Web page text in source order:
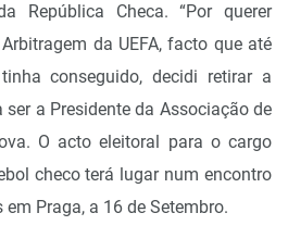
República Checa. “Por querer
da UEFA, facto que até
conseguido, decidi retirar a
a Presidente da Associação de
O acto eleitoral para o cargo
checo terá lugar num encontro
Praga, a 16 de Setembro.